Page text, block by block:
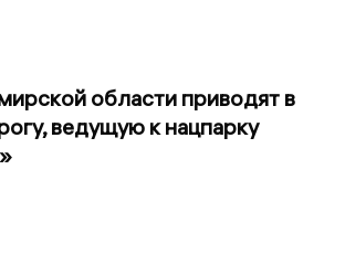
области приводят в
ведущую к нацпарку